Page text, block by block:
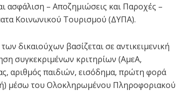
ασφάλιση – Αποζημιώσεις και Παροχές –
Κοινωνικού Τουρισμού (ΔΥΠΑ).
δικαιούχων βασίζεται σε αντικειμενική
συγκεκριμένων κριτηρίων (ΑμεΑ,
αριθμός παιδιών, εισόδημα, πρώτη φορά
μέσω του Ολοκληρωμένου Πληροφοριακού